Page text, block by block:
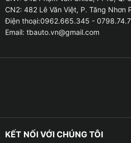
CN2: 482 Lê Văn Việt, P. Tăng Nhơn
Điện thoại:0962.665.345 -
Email: tbauto.vn@gmail.com
KẾT NỐI VỚI CHÚNG TÔI